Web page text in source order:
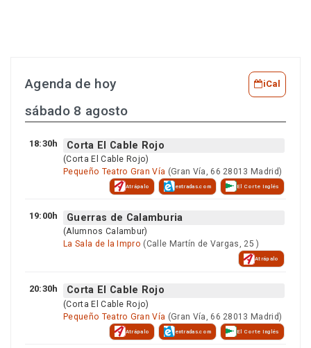
Agenda de hoy iCal
sábado 8 agosto
18:30h Corta El Cable Rojo
(Corta El Cable Rojo)
Pequeño Teatro Gran Vía (Gran Vía, 66 28013 Madrid)
Atrápalo entradas.com El Corte Inglés
19:00h Guerras de Calamburia
(Alumnos Calambur)
La Sala de la Impro (Calle Martín de Vargas, 25 )
Atrápalo
20:30h Corta El Cable Rojo
(Corta El Cable Rojo)
Pequeño Teatro Gran Vía (Gran Vía, 66 28013 Madrid)
Atrápalo entradas.com El Corte Inglés